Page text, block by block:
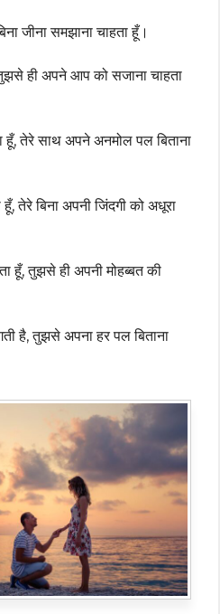
जीना समझाना चाहता हूँ।
ही अपने आप को सजाना चाहता
तेरे साथ अपने अनमोल पल बिताना
तेरे बिना अपनी जिंदगी को अधूरा
हूँ, तुझसे ही अपनी मोहब्बत की
है, तुझसे अपना हर पल बिताना